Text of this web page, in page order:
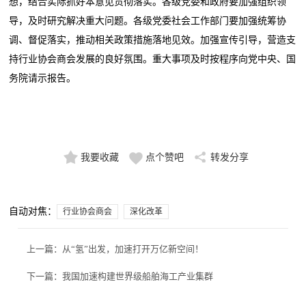
导，及时研究解决重大问题。各级党委社会工作部门要加强统筹协
调、督促落实，推动相关政策措施落地见效。加强宣传引导，营造支
持行业协会商会发展的良好氛围。重大事项及时按程序向党中央、国
务院请示报告。
我要收藏 点个赞吧 转发分享
自动对焦： 行业协会商会 深化改革
上一篇： 从“氢”出发，加速打开万亿新空间！
下一篇：我国加速构建世界级船舶海工产业集群